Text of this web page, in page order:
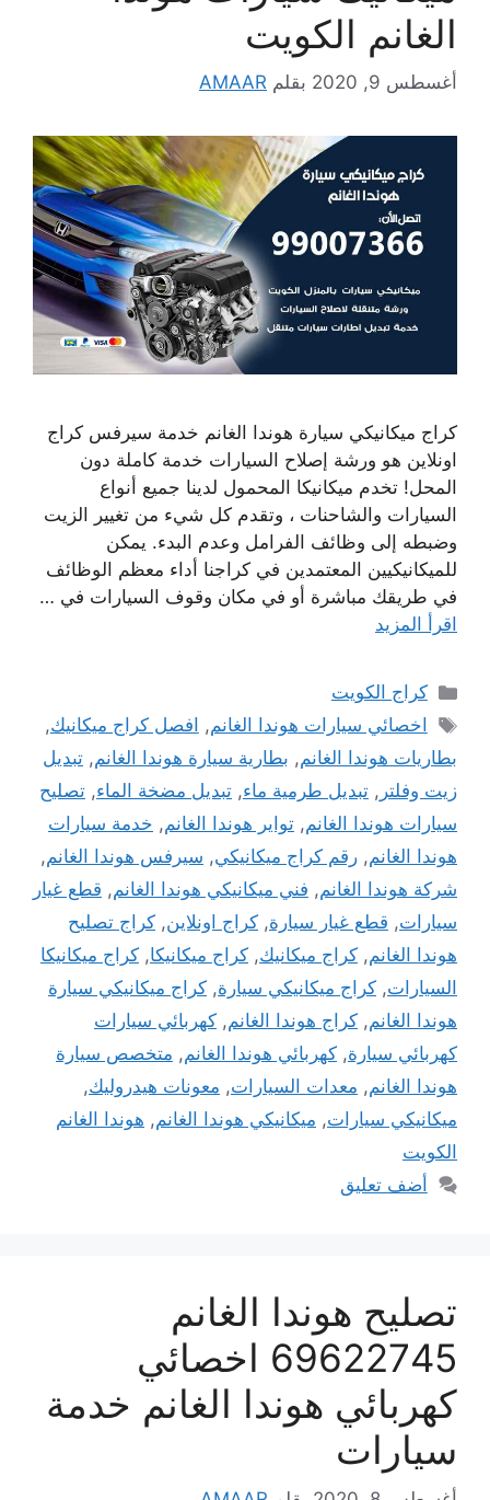
الغانم الكويت
أغسطس 9, 2020 بقلم AMAAR
كراج ميكانيكي سيارة هوندا الغانم خدمة سيرفس كراج
اونلاين هو ورشة إصلاح السيارات خدمة كاملة دون
المحل! تخدم ميكانيكا المحمول لدينا جميع أنواع
السيارات والشاحنات ، وتقدم كل شيء من تغيير الزيت
وضبطه إلى وظائف الفرامل وعدم البدء. يمكن
للميكانيكيين المعتمدين في كراجنا أداء معظم الوظائف
في طريقك مباشرة أو في مكان وقوف السيارات في …
اقرأ المزيد
التصنيفات
كراج الكويت
الوسوم
اخصائي سيارات هوندا الغانم, افصل كراج ميكانيك,
بطاريات هوندا الغانم, بطارية سيارة هوندا الغانم, تبديل
زيت وفلتر , تبديل طرمية ماء, تبديل مضخة الماء, تصليح
سيارات هوندا الغانم, تواير هوندا الغانم, خدمة سيارات
هوندا الغانم, رقم كراج ميكانيكي, سيرفس هوندا الغانم,
شركة هوندا الغانم, فني ميكانيكي هوندا الغانم, قطع غيار
سيارات, قطع غيار سيارة, كراج اونلاين, كراج تصليح
هوندا الغانم, كراج ميكانيك, كراج ميكانيكا, كراج ميكانيكا
السيارات, كراج ميكانيكي سيارة, كراج ميكانيكي سيارة
هوندا الغانم, كراج هوندا الغانم, كهربائي سيارات
كهربائي سيارة, كهربائي هوندا الغانم, متخصص سيارة
هوندا الغانم, معدات السيارات, معونات هيدروليك,
ميكانيكي سيارات, ميكانيكي هوندا الغانم, هوندا الغانم
الكويت
أضف تعليق
تصليح هوندا الغانم
69622745 اخصائي
كهربائي هوندا الغانم خدمة
سيارات